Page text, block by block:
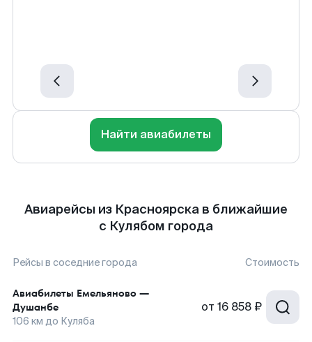
Найти авиабилеты
Авиарейсы из Красноярска в ближайшие
с Кулябом города
Рейсы в соседние города Стоимость
Авиабилеты Емельяново —
Душанбе
106 км до Куляба
от 16 858 ₽